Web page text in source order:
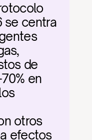
se centra
de
en
otros
efectos